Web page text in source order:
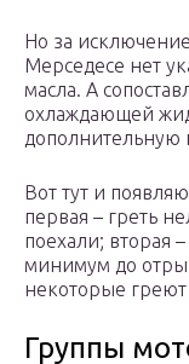
Но за
Мерседесе нет
масла. А
охлаждающей
дополнительную
Вот тут и
первая – греть
поехали; вторая
минимум до
некоторые
Группы